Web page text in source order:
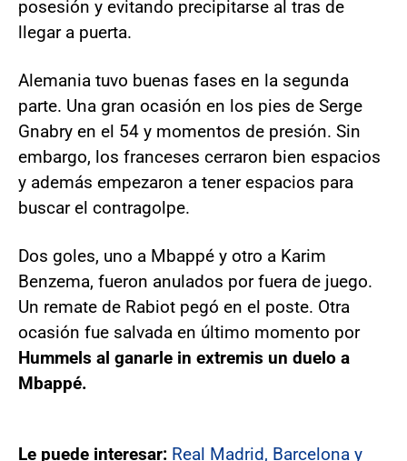
posesión y evitando precipitarse al tras de
llegar a puerta.
Alemania tuvo buenas fases en la segunda
parte. Una gran ocasión en los pies de Serge
Gnabry en el 54 y momentos de presión. Sin
embargo, los franceses cerraron bien espacios
y además empezaron a tener espacios para
buscar el contragolpe.
Dos goles, uno a Mbappé y otro a Karim
Benzema, fueron anulados por fuera de juego.
Un remate de Rabiot pegó en el poste. Otra
ocasión fue salvada en último momento por
Hummels al ganarle in extremis un duelo a
Mbappé.
Le puede interesar: Real Madrid, Barcelona y